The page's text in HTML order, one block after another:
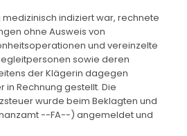
indiziert war, rechnete
ohne Ausweis von
und vereinzelte
sowie deren
der Klägerin dagegen
in Rechnung gestellt. Die
wurde beim Beklagten und
--FA--) angemeldet und